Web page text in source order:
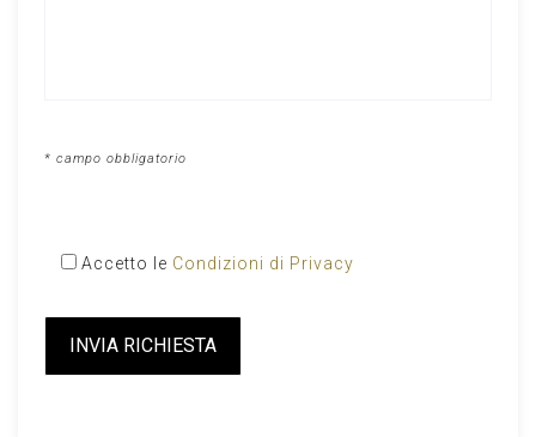
* campo obbligatorio
Accetto le Condizioni di Privacy
leave